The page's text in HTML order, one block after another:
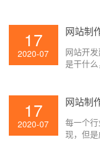
些呢？
17
2020-07
网站制
网站开
是干什
会有价
17
2020-07
网站制
每一个
现，但是